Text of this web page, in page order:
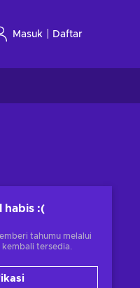
Masuk Daftar
habis :(
tahumu melalui
tersedia.